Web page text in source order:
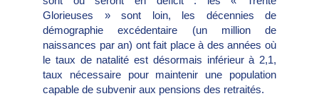
Glorieuses » sont loin, les décennies de
démographie excédentaire (un million de
naissances par an) ont fait place à des années où
le taux de natalité est désormais inférieur à 2,1,
taux nécessaire pour maintenir une population
capable de subvenir aux pensions des retraités.